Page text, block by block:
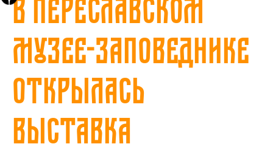
музее-заповеднике
открылась
выставка